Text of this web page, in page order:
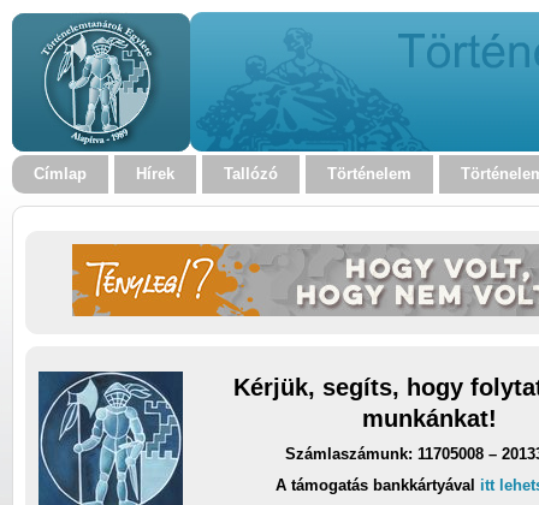
Címlap Hírek Tallózó Történelem
Kérjük, segíts, hogy
munkánkat!
Számlaszámunk: 11705008 –
A támogatás bankkártyával itt